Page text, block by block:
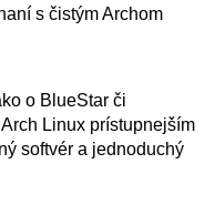
s čistým Archom
o BlueStar či
Linux prístupnejším
softvér a jednoduchý